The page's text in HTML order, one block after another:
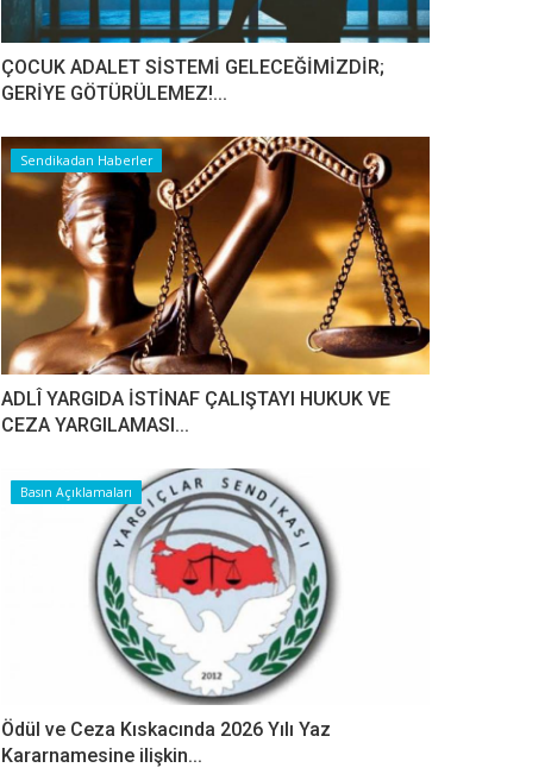
ÇOCUK ADALET SİSTEMİ GELECEĞİMİZDİR;
GERİYE GÖTÜRÜLEMEZ!...
Sendikadan Haberler
ADLÎ YARGIDA İSTİNAF ÇALIŞTAYI HUKUK VE
CEZA YARGILAMASI...
Basın Açıklamaları
Ödül ve Ceza Kıskacında 2026 Yılı Yaz
Kararnamesine ilişkin...